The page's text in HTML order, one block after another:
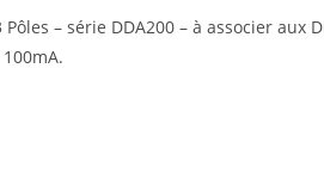
– série DDA200 – à associer